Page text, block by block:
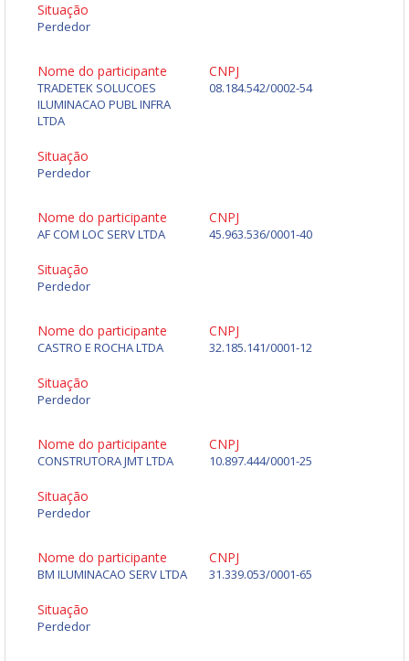
Situação
Perdedor
Nome do participante
TRADETEK SOLUCOES
ILUMINACAO PUBL INFRA
LTDA
CNPJ
08.184.542/0002-54
Situação
Perdedor
Nome do participante
AF COM LOC SERV LTDA
CNPJ
45.963.536/0001-40
Situação
Perdedor
Nome do participante
CASTRO E ROCHA LTDA
CNPJ
32.185.141/0001-12
Situação
Perdedor
Nome do participante
CONSTRUTORA JMT LTDA
CNPJ
10.897.444/0001-25
Situação
Perdedor
Nome do participante
BM ILUMINACAO SERV LTDA
CNPJ
31.339.053/0001-65
Situação
Perdedor